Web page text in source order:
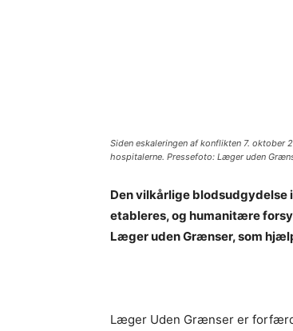
Siden eskaleringen af konflikten 7. oktober
hospitalerne. Pressefoto: Læger uden
Den vilkårlige blodsudgydelse
etableres, og humanitære
Læger uden Grænser, som
Læger Uden Grænser er